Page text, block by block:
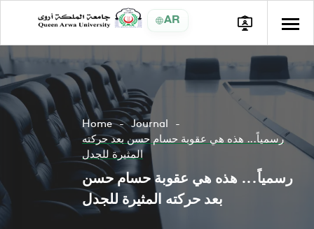
AR
Home
Journal
رسمياً... هذه هي عقوبة حسام حسن بعد حركته
المثيرة للجدل
رسمياً... هذه هي عقوبة حسام حسن
بعد حركته المثيرة للجدل